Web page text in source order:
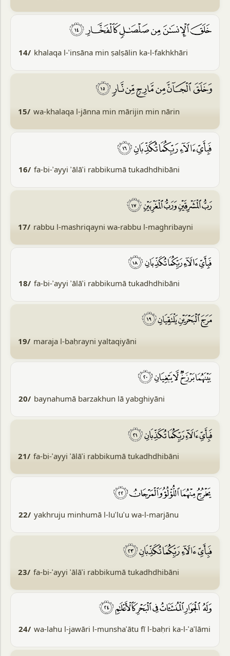
14/ khalaqa l-ʾinsāna min ṣalṣālin ka-l-fakhkhāri
15/ wa-khalaqa l-jānna min mārijin min nārin
16/ fa-bi-ʾayyi ʾālāʾi rabbikumā tukadhdhibāni
17/ rabbu l-mashriqayni wa-rabbu l-maghribayni
18/ fa-bi-ʾayyi ʾālāʾi rabbikumā tukadhdhibāni
19/ maraja l-baḥrayni yaltaqiyāni
20/ baynahumā barzakhun lā yabghiyāni
21/ fa-bi-ʾayyi ʾālāʾi rabbikumā tukadhdhibāni
22/ yakhruju minhumā l-luʾluʾu wa-l-marjānu
23/ fa-bi-ʾayyi ʾālāʾi rabbikumā tukadhdhibāni
24/ wa-lahu l-jawāri l-munshaʾātu fī l-baḥri ka-l-ʾaʿlāmi